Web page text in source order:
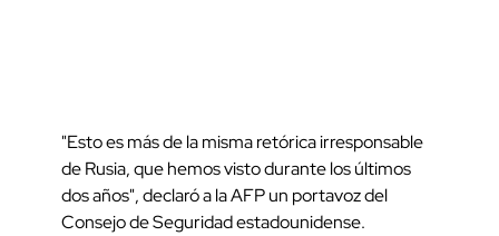
"Esto es más de la misma retórica irresponsable
de Rusia, que hemos visto durante los últimos
dos años", declaró a la AFP un portavoz del
Consejo de Seguridad estadounidense.